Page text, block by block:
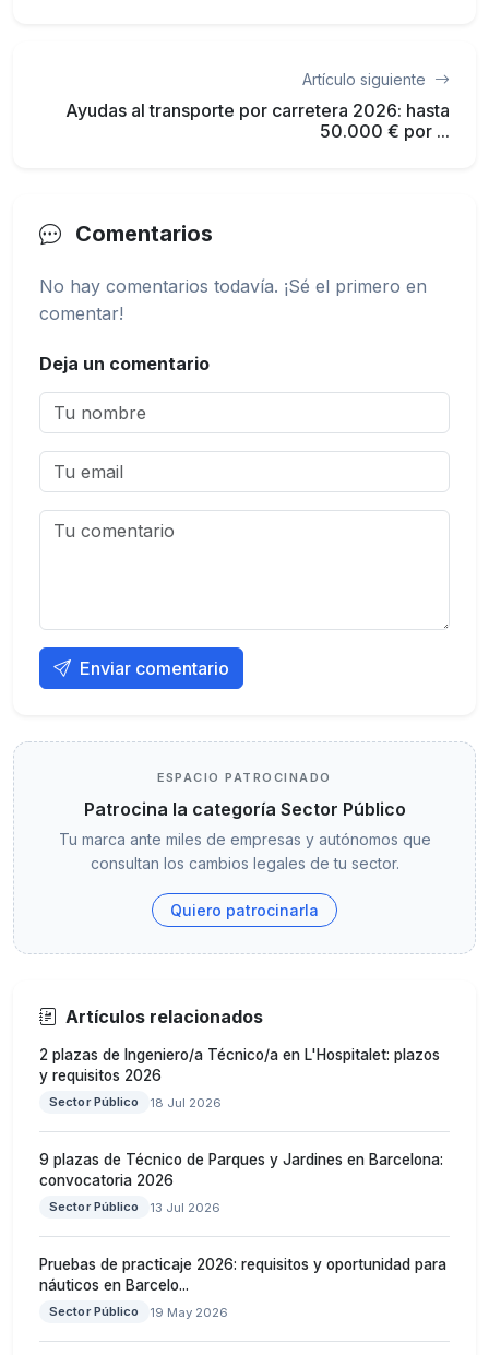
Artículo siguiente
Ayudas al transporte por carretera 2026: hasta
50.000 € por ...
Comentarios
No hay comentarios todavía. ¡Sé el primero en
comentar!
Deja un comentario
Enviar comentario
ESPACIO PATROCINADO
Patrocina la categoría Sector Público
Tu marca ante miles de empresas y autónomos que
consultan los cambios legales de tu sector.
Quiero patrocinarla
Artículos relacionados
2 plazas de Ingeniero/a Técnico/a en L'Hospitalet: plazos
y requisitos 2026
Sector Público 18 Jul 2026
9 plazas de Técnico de Parques y Jardines en Barcelona:
convocatoria 2026
Sector Público 13 Jul 2026
Pruebas de practicaje 2026: requisitos y oportunidad para
náuticos en Barcelo...
Sector Público 19 May 2026